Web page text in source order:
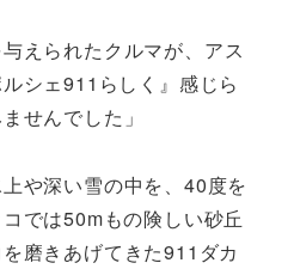
えられたクルマが、アス
シェ911らしく』感じら
せんでした」
や深い雪の中を、40度を
では50mもの険しい砂丘
磨きあげてきた911ダカ